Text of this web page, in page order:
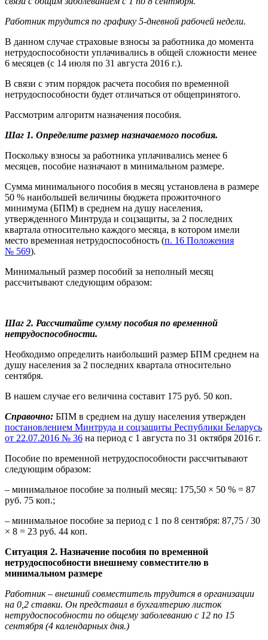
Работник трудится по графику 5-дневной рабочей недели.
В данном случае страховые взносы за работника до момента
нетрудоспособности уплачивались в общей сложности менее
6 месяцев (с 14 июля по 31 августа 2016 г.).
В связи с этим порядок расчета пособия по временной
нетрудоспособности будет отличаться от общепринятого.
Рассмотрим алгоритм назначения пособия.
Шаг 1. Определите размер назначаемого пособия.
Поскольку взносы за работника уплачивались менее 6
месяцев, пособие назначают в минимальном размере.
Сумма минимального пособия в месяц установлена в размере
50 % наибольшей величины бюджета прожиточного
минимума (БПМ) в среднем на душу населения,
утвержденного Минтруда и соцзащиты, за 2 последних
квартала относительно каждого месяца, в котором имели
место временная нетрудоспособность (п. 16 Положения
№ 569).
Минимальный размер пособий за неполный месяц
рассчитывают следующим образом:
Шаг 2. Рассчитайте сумму пособия по временной
нетрудоспособности.
Необходимо определить наибольший размер БПМ среднем на
душу населения за 2 последних квартала относительно
сентября.
В нашем случае его величина составит 175 руб. 50 коп.
Справочно: БПМ в среднем на душу населения утвержден
постановлением Минтруда и соцзащиты Республики Беларусь
от 22.07.2016 № 36 на период с 1 августа по 31 октября 2016 г.
Пособие по временной нетрудоспособности рассчитывают
следующим образом:
– минимальное пособие за полный месяц: 175,50 × 50 % = 87
руб. 75 коп.;
– минимальное пособие за период с 1 по 8 сентября: 87,75 / 30
× 8 = 23 руб. 44 коп.
Ситуация 2. Назначение пособия по временной
нетрудоспособности внешнему совместителю в
минимальном размере
Работник – внешний совместитель трудится в организации
на 0,2 ставки. Он представил в бухгалтерию листок
нетрудоспособности по общему заболеванию с 12 по 15
сентября (4 календарных дня.)